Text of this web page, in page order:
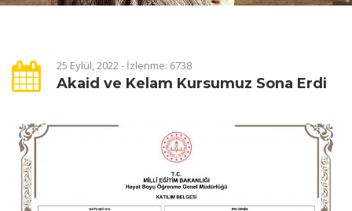
25 Eylül, 2022 - İzlenme: 6738
Akaid ve Kelam Kursumuz Sona Erdi